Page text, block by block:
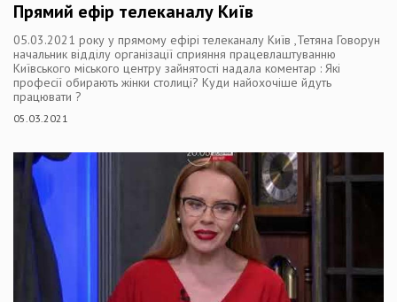
Прямий ефір телеканалу Київ
05.03.2021 року у прямому ефірі телеканалу Київ ,Тетяна Говорун
начальник відділу організації сприяння працевлаштуванню
Київського міського центру зайнятості надала коментар : Які
професії обирають жінки столиці? Куди найохочіше йдуть
працювати ?
05.03.2021